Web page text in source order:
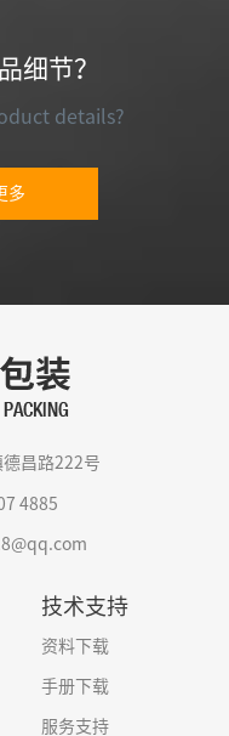
细节？
details?
多
昌路222号
4885
技术支持
资料下载
手册下载
服务支持